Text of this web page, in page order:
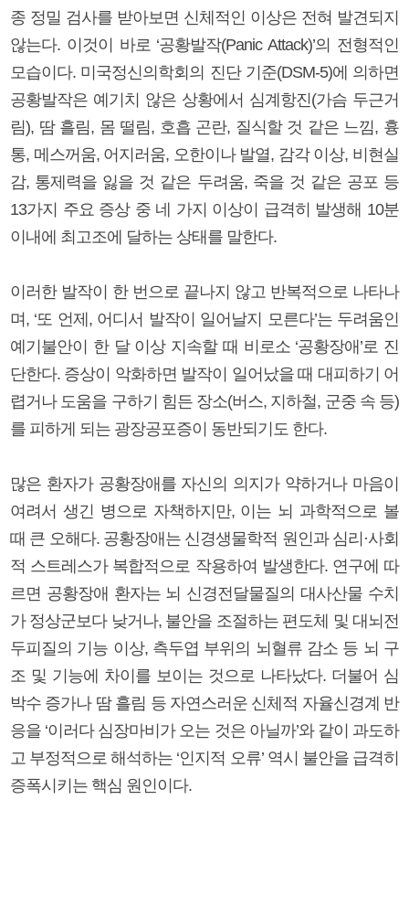
종 정밀 검사를 받아보면 신체적인 이상은 전혀 발견되지
않는다. 이것이 바로 ‘공황발작(Panic Attack)’의 전형적인
모습이다. 미국정신의학회의 진단 기준(DSM-5)에 의하면
공황발작은 예기치 않은 상황에서 심계항진(가슴 두근거
림), 땀 흘림, 몸 떨림, 호흡 곤란, 질식할 것 같은 느낌, 흉
통, 메스꺼움, 어지러움, 오한이나 발열, 감각 이상, 비현실
감, 통제력을 잃을 것 같은 두려움, 죽을 것 같은 공포 등
13가지 주요 증상 중 네 가지 이상이 급격히 발생해 10분
이내에 최고조에 달하는 상태를 말한다.
이러한 발작이 한 번으로 끝나지 않고 반복적으로 나타나
며, ‘또 언제, 어디서 발작이 일어날지 모른다’는 두려움인
예기불안이 한 달 이상 지속할 때 비로소 ‘공황장애’로 진
단한다. 증상이 악화하면 발작이 일어났을 때 대피하기 어
렵거나 도움을 구하기 힘든 장소(버스, 지하철, 군중 속 등)
를 피하게 되는 광장공포증이 동반되기도 한다.
많은 환자가 공황장애를 자신의 의지가 약하거나 마음이
여려서 생긴 병으로 자책하지만, 이는 뇌 과학적으로 볼
때 큰 오해다. 공황장애는 신경생물학적 원인과 심리·사회
적 스트레스가 복합적으로 작용하여 발생한다. 연구에 따
르면 공황장애 환자는 뇌 신경전달물질의 대사산물 수치
가 정상군보다 낮거나, 불안을 조절하는 편도체 및 대뇌전
두피질의 기능 이상, 측두엽 부위의 뇌혈류 감소 등 뇌 구
조 및 기능에 차이를 보이는 것으로 나타났다. 더불어 심
박수 증가나 땀 흘림 등 자연스러운 신체적 자율신경계 반
응을 ‘이러다 심장마비가 오는 것은 아닐까’와 같이 과도하
고 부정적으로 해석하는 ‘인지적 오류’ 역시 불안을 급격히
증폭시키는 핵심 원인이다.